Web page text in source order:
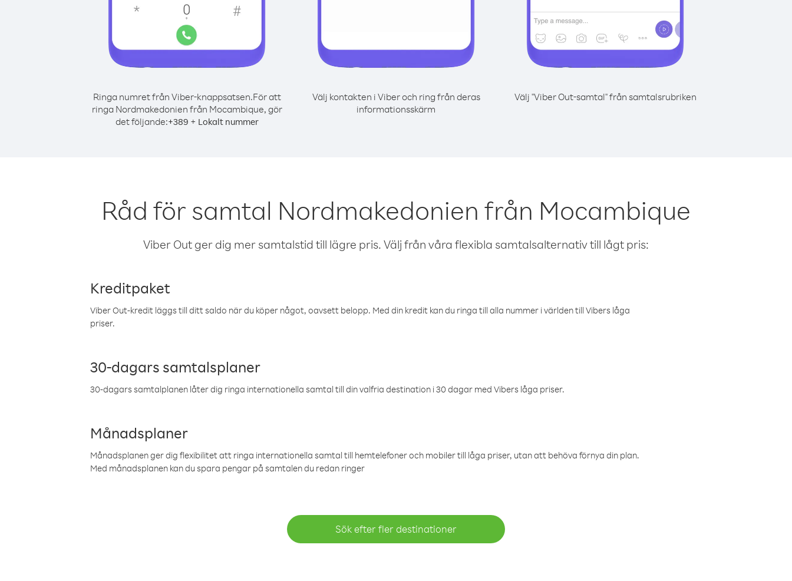
Ringa numret från Viber-knappsatsen.För att
ringa Nordmakedonien från Mocambique, gör
det följande:+389 + Lokalt nummer
Välj kontakten i Viber och ring från deras
informationsskärm
Välj "Viber Out-samtal" från samtalsrubriken
Råd för samtal Nordmakedonien från Mocambique
Viber Out ger dig mer samtalstid till lägre pris. Välj från våra flexibla samtalsalternativ till lågt pris:
Kreditpaket
Viber Out-kredit läggs till ditt saldo när du köper något, oavsett belopp. Med din kredit kan du ringa till alla nummer i världen till Vibers låga
priser.
30-dagars samtalsplaner
30-dagars samtalplanen låter dig ringa internationella samtal till din valfria destination i 30 dagar med Vibers låga priser.
Månadsplaner
Månadsplanen ger dig flexibilitet att ringa internationella samtal till hemtelefoner och mobiler till låga priser, utan att behöva förnya din plan.
Med månadsplanen kan du spara pengar på samtalen du redan ringer
Sök efter fler destinationer